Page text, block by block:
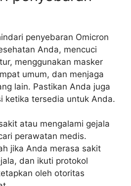
penyebaran Omicron
Anda, mencuci
menggunakan masker
umum, dan menjaga
lain. Pastikan Anda juga
ketika tersedia untuk Anda.
atau mengalami gejala
perawatan medis.
jika Anda merasa sakit
dan ikuti protokol
oleh otoritas